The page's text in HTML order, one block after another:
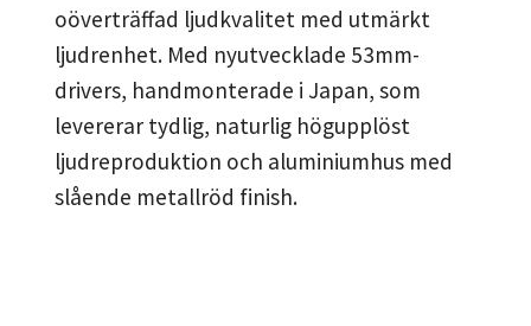
oöverträffad ljudkvalitet med utmärkt
ljudrenhet. Med nyutvecklade 53mm-
drivers, handmonterade i Japan, som
levererar tydlig, naturlig högupplöst
ljudreproduktion och aluminiumhus med
slående metallröd finish.